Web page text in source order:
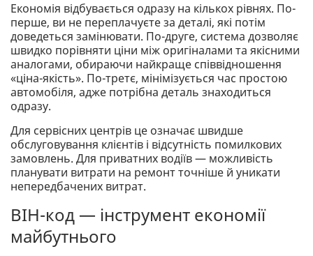
Економія відбувається одразу на кількох рівнях. По-
перше, ви не переплачуєте за деталі, які потім
доведеться замінювати. По-друге, система дозволяє
швидко порівняти ціни між оригіналами та якісними
аналогами, обираючи найкраще співвідношення
«ціна-якість». По-третє, мінімізується час простою
автомобіля, адже потрібна деталь знаходиться
одразу.
Для сервісних центрів це означає швидше
обслуговування клієнтів і відсутність помилкових
замовлень. Для приватних водіїв — можливість
планувати витрати на ремонт точніше й уникати
непередбачених витрат.
ВІН-код — інструмент економії
майбутнього